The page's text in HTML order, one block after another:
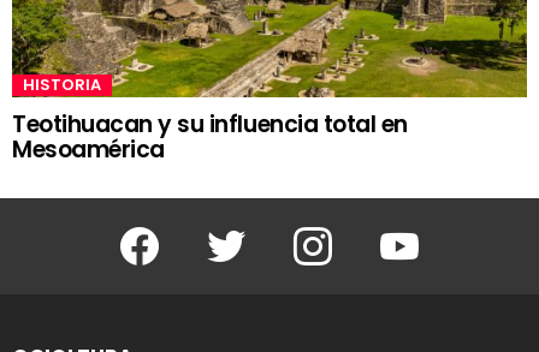
HISTORIA
Teotihuacan y su influencia total en
Mesoamérica
Facebook Twitter Instagram Youtube